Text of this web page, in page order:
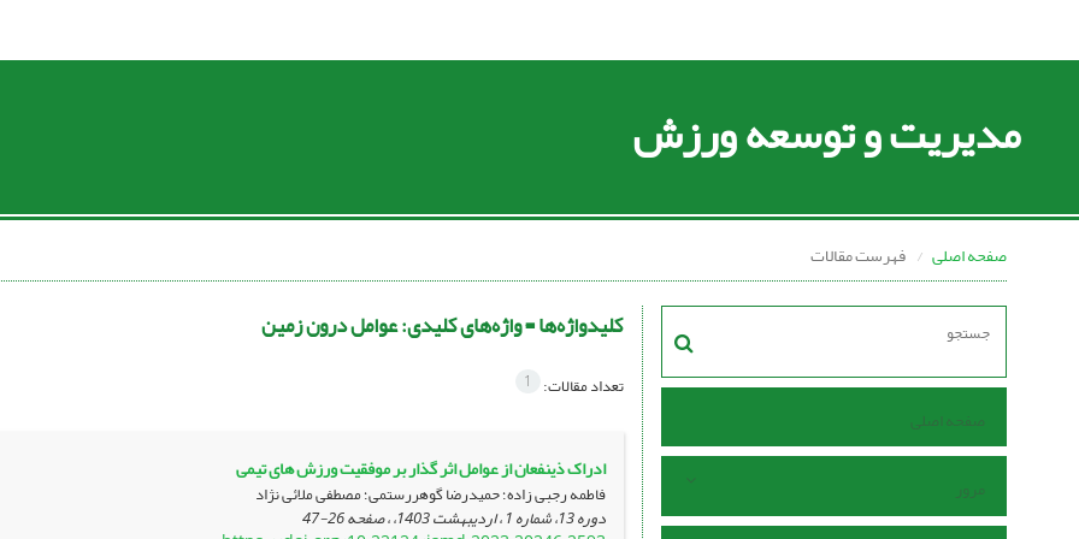
مدیریت و توسعه ورزش
صفحه اصلی فهرست مقالات
صفحه اصلی
مرور
کلیدواژه‌ها =واژه‌های کلیدی: عوامل درون زمین
تعداد مقالات: 1
ادراک ذینفعان از عوامل اثر گذار بر موفقیت ورزش های تیمی
فاطمه رجبی زاده؛ حمیدرضا گوهررستمی؛ مصطفی ملائی نژاد
دوره 13، شماره 1 ، اردیبهشت 1403، ، صفحه 26-47